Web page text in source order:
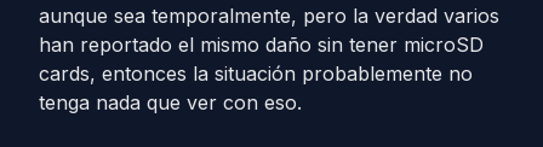
aunque sea temporalmente, pero la verdad varios
han reportado el mismo daño sin tener microSD
cards, entonces la situación probablemente no
tenga nada que ver con eso.